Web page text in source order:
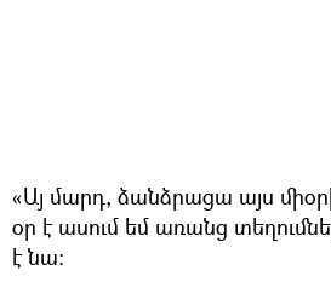
«Այ մարդ, ձանձրացա այս
օր է ասում եմ առանց
է նա։